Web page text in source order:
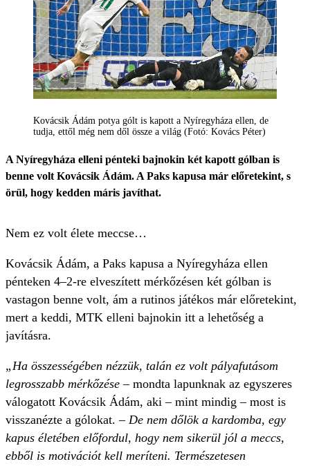
Kovácsik Ádám potya gólt is kapott a Nyíregyháza ellen, de
tudja, ettől még nem dől össze a világ (Fotó: Kovács Péter)
A Nyíregyháza elleni pénteki bajnokin két kapott gólban is
benne volt Kovácsik Ádám. A Paks kapusa már előretekint, s
örül, hogy kedden máris javíthat.
Nem ez volt élete meccse…
Kovácsik Ádám, a Paks kapusa a Nyíregyháza ellen
pénteken 4–2-re elveszített mérkőzésen két gólban is
vastagon benne volt, ám a rutinos játékos már előretekint,
mert a keddi, MTK elleni bajnokin itt a lehetőség a
javításra.
„Ha összességében nézzük, talán ez volt pályafutásom
legrosszabb mérkőzése– mondta lapunknak az egyszeres
válogatott Kovácsik Ádám, aki – mint mindig – most is
visszanézte a gólokat. – De nem dőlök a kardomba, egy
kapus életében előfordul, hogy nem sikerül jól a meccs,
ebből is motivációt kell meríteni. Természetesen